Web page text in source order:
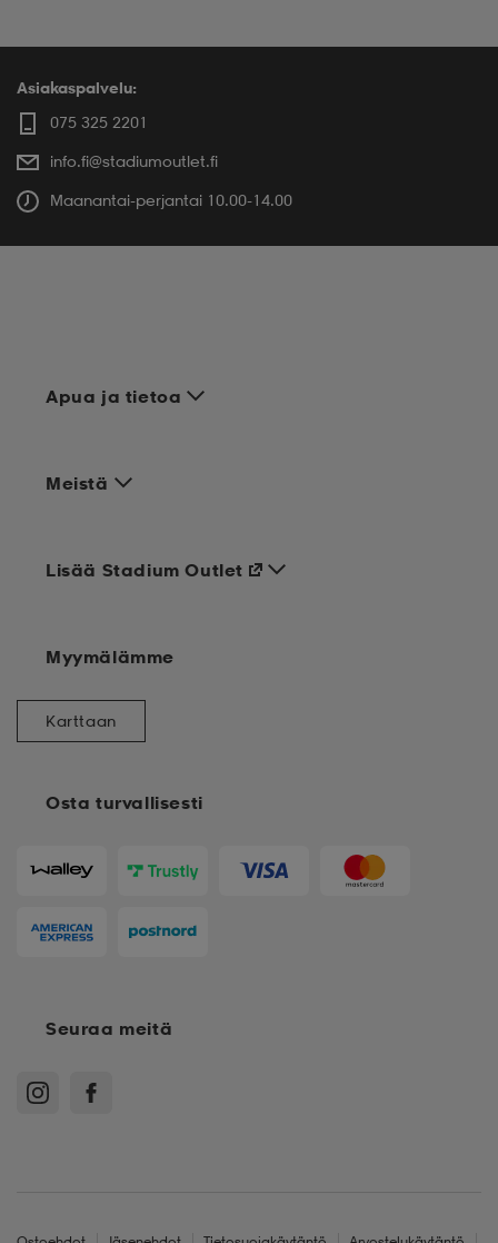
Asiakaspalvelu:
075 325 2201
info.fi@stadiumoutlet.fi
Maanantai-perjantai 10.00-14.00
Apua ja tietoa
Meistä
Osta turvallisesti
Lisää Stadium Outlet
Myymälämme
Karttaan
Seuraa meitä